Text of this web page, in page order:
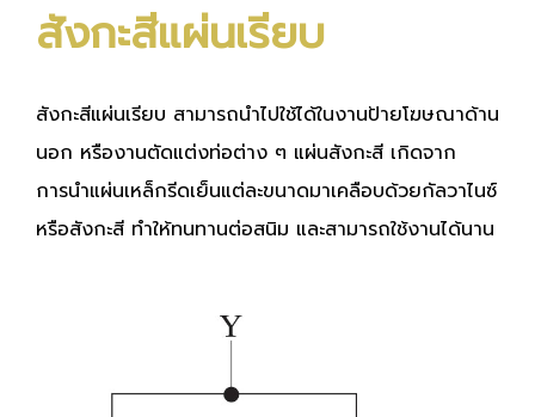
สังกะสีแผ่นเรียบ
สังกะสีแผ่นเรียบ สามารถนำไปใช้ได้ในงานป้ายโฆษณาด้าน
นอก หรืองานตัดแต่งท่อต่าง ๆ แผ่นสังกะสี เกิดจาก
การนำแผ่นเหล็กรีดเย็นแต่ละขนาดมาเคลือบด้วยกัลวาไนซ์
หรือสังกะสี ทำให้ทนทานต่อสนิม และสามารถใช้งานได้นาน